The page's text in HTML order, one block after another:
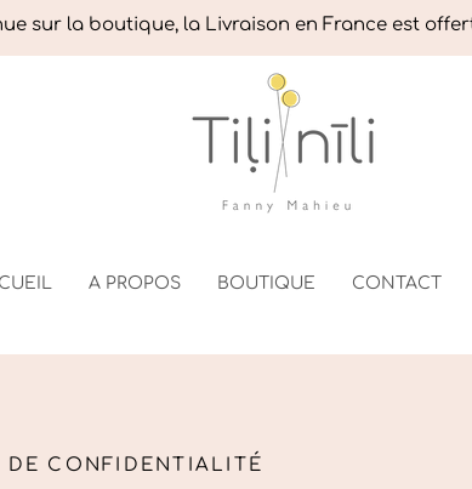
sur la boutique, la Livraison en France est
A PROPOS BOUTIQUE CONTACT
DE CONFIDENTIALITÉ